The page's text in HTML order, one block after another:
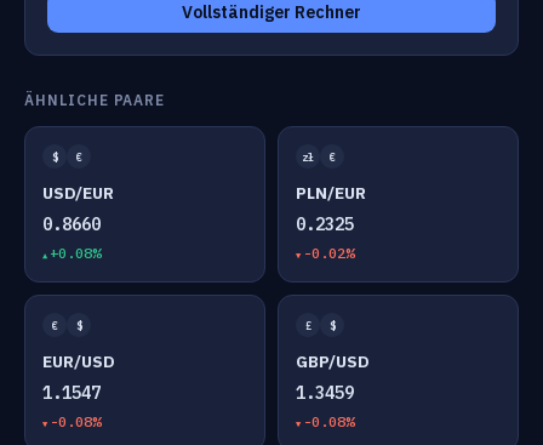
Vollständiger Rechner
ÄHNLICHE PAARE
$ €
USD/EUR
0.8660
+0.08%
zł €
PLN/EUR
0.2325
-0.02%
€ $
EUR/USD
1.1547
-0.08%
£ $
GBP/USD
1.3459
-0.08%